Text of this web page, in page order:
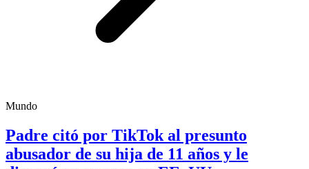
Mundo
Padre citó por TikTok al presunto
abusador de su hija de 11 años y le